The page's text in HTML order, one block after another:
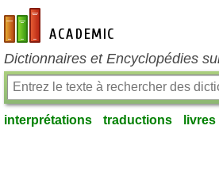
fr-academic.com
Dictionnaires et Encyclopédies
interprétations traductions livres